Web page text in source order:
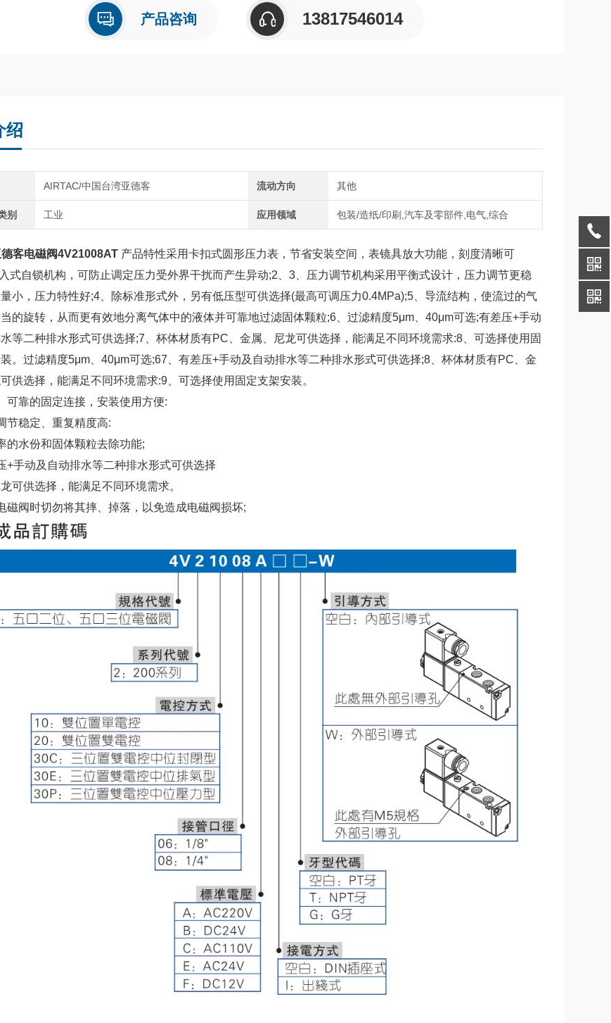
产品咨询 13817546014
绍
AIRTAC/中国台湾亚德客 流动方向 其他
别 工业 应用领域 包装/造纸/印刷,汽车及零部件,电气,综合
客电磁阀4V21008AT产品特性采用卡扣式圆形压力表，节省安装空间，表镜具放大功能，刻度清晰可
式自锁机构，可防止调定压力受外界干扰而产生异动;2、3、压力调节机构采用平衡式设计，压力调节更稳
小，压力特性好;4、除标准形式外，另有低压型可供选择(最高可调压力0.4MPa);5、导流结构，使流过的气
的旋转，从而更有效地分离气体中的液体并可靠地过滤固体颗粒;6、过滤精度5μm、40μm可选;有差压+手动
等二种排水形式可供选择;7、杯体材质有PC、金属、尼龙可供选择，能满足不同环境需求:8、可选择使用固
。 过滤精度5μm、40μm可选;67、有差压+手动及自动排水等二种排水形式可供选择;8、杯体材质有PC、金
供选择，能满足不同环境需求:9、可选择使用固定支架安装。
可靠的固定连接，安装使用方便:
节稳定、重复精度高:
的水份和固体颗粒去除功能;
+手动及自动排水等二种排水形式可供选择
可供选择，能满足不同环境需求。
磁阀时切勿将其摔、掉落，以免造成电磁阀损坏;